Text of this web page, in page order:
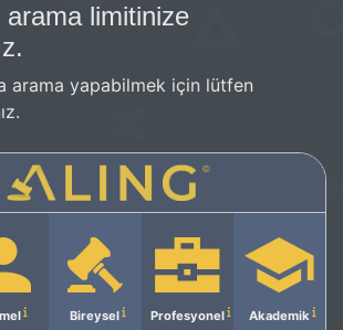
arama limitinize
arama yapabilmek için lütfen
Bireysel Profesyonel Akademik